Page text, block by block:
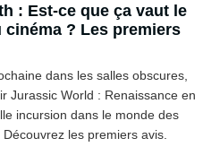
: Est-ce que ça vaut le
? Les premiers
dans les salles obscures,
Jurassic World : Renaissance en
incursion dans le monde des
les premiers avis.